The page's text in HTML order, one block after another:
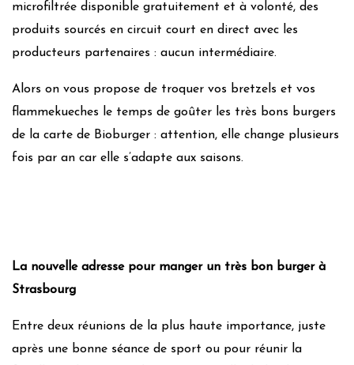
microfiltrée disponible gratuitement et à volonté, des
produits sourcés en circuit court en direct avec les
producteurs partenaires : aucun intermédiaire.
Alors on vous propose de troquer vos bretzels et vos
flammekueches le temps de goûter les très bons burgers
de la carte de Bioburger : attention, elle change plusieurs
fois par an car elle s’adapte aux saisons.
La nouvelle adresse pour manger un très bon burger à
Strasbourg
Entre deux réunions de la plus haute importance, juste
après une bonne séance de sport ou pour réunir la